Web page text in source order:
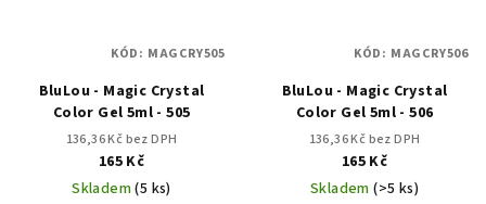
BluLou - Magic Crystal
Color Gel 5ml - 505
136,36 Kč bez DPH
165 Kč
Skladem(5 ks)
KÓD: MAGCRY505
BluLou - Magic Crystal
Color Gel 5ml - 506
136,36 Kč bez DPH
165 Kč
Skladem(>5 ks)
KÓD: MAGCRY506